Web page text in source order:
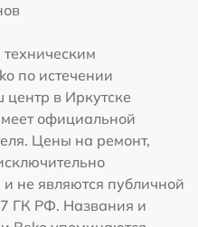
по истечении
в Иркутске
официальной
Цены на ремонт,
не являются публичной
ГК РФ. Названия и